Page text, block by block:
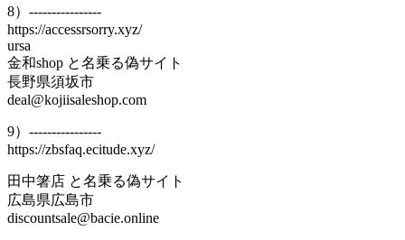
8）----------------
https://accessrsorry.xyz/
ursa
金和shop と名乗る偽サイト
長野県須坂市
deal@kojiisaleshop.com
9）----------------
https://zbsfaq.ecitude.xyz/
田中箸店 と名乗る偽サイト
広島県広島市
discountsale@bacie.online